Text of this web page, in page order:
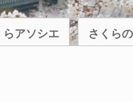
らアソシエ さくら